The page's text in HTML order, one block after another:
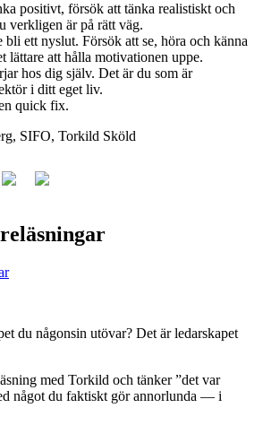
positivt, försök att tänka realistiskt och
verkligen är på rätt väg.
bli ett nyslut. Försök att se, höra och känna
lättare att hålla motivationen uppe.
hos dig själv. Det är du som är
i ditt eget liv.
quick fix.
SIFO, Torkild Sköld
du någonsin utövar? Det är ledarskapet
med Torkild och tänker ”det var
något du faktiskt gör annorlunda — i